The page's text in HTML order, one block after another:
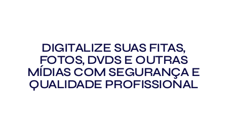
DIGITALIZE SUAS FITAS,
FOTOS, DVDS E OUTRAS
MÍDIAS COM SEGURANÇA E
QUALIDADE PROFISSIONAL